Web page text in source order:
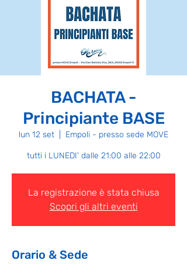
BACHATA -
Principiante BASE
lun 12 set Empoli - presso sede MOVE
tutti i LUNEDI' dalle 21:00 alle 22:00
La registrazione è stata chiusa
Scopri gli altri eventi
Orario & Sede